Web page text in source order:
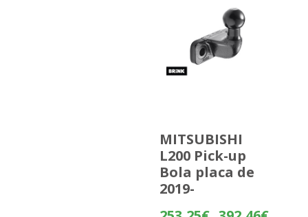
MITSUBISHI
L200 Pick-up
Bola placa de
2019-
Rango